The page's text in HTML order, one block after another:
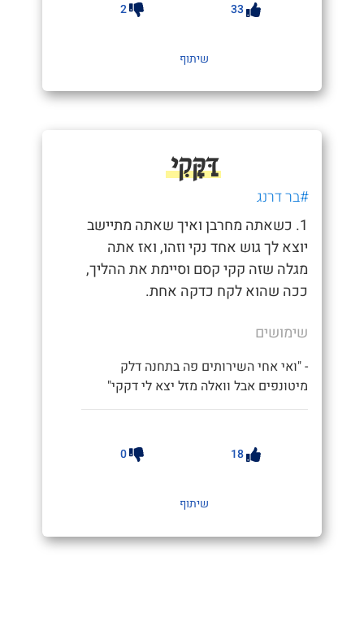
33
2
שיתוף
דַּקָּקִי
#בר דרנג
1. כשאתה מחרבן ואיך שאתה מתיישב
יוצא לך גוש אחד נקי וזהו, ואז אתה
מגלה שזה קקי קסם וסיימת את ההליך,
ככה שהוא לקח כדקה אחת.
שימושים
- "ואי אחי השירותים פה בתחנה דלק
מיטונפים אבל וואלה מזל יצא לי דקקי"
18
0
שיתוף